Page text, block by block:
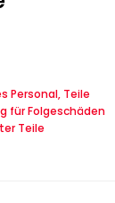
Personal, Teile
für Folgeschäden
Teile